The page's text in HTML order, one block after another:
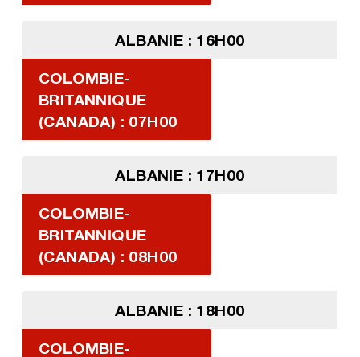
ALBANIE : 16H00
COLOMBIE-
BRITANNIQUE
(CANADA) : 07H00
ALBANIE : 17H00
COLOMBIE-
BRITANNIQUE
(CANADA) : 08H00
ALBANIE : 18H00
COLOMBIE-